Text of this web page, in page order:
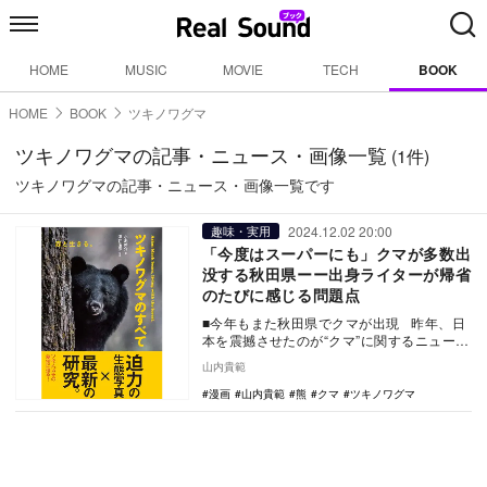
HOME MUSIC MOVIE TECH BOOK
HOME BOOK ツキノワグマ
ツキノワグマの記事・ニュース・画像一覧 (1件)
ツキノワグマの記事・ニュース・画像一覧です
趣味・実用 2024.12.02 20:00
「今度はスーパーにも」クマが多数出
没する秋田県ーー出身ライターが帰省
のたびに感じる問題点
■今年もまた秋田県でクマが出現 昨年、日
本を震撼させたのが“クマ”に関するニュース
山内貴範
漫画
山内貴範 熊 クマ ツキノワグマ